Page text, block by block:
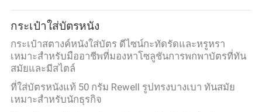
กระเป๋าใส่บัตรหนัง
กระเป๋าสตางค์หนังใส่บัตร ดีไซน์กะทัดรัดและหรูหรา
เหมาะสำหรับมืออาชีพที่มองหาโซลูชันการพกพาบัตรที่ทัน
สมัยและมีสไตล์
ที่ใส่บัตรหนังแท้ 50 กรัม Rewell รูปทรงบางเบา ทันสมัย
เหมาะสำหรับนักธุรกิจ